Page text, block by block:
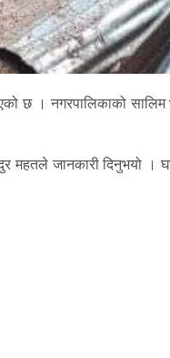
छ । नगरपालिकाको सालिम
महतले जानकारी दिनुभयो ।